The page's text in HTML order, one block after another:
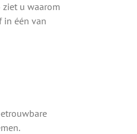
u waarom
in één van